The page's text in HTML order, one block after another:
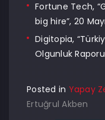
Fortune Tech,
big hire”, 20
Digitopia,
Olgunluk
Posted in Yapay
Ertuğrul Akben